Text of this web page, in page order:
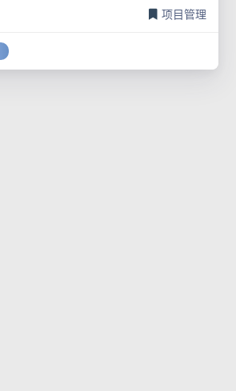
例子：MFC这个缩写，在研发领域可能
项目管理